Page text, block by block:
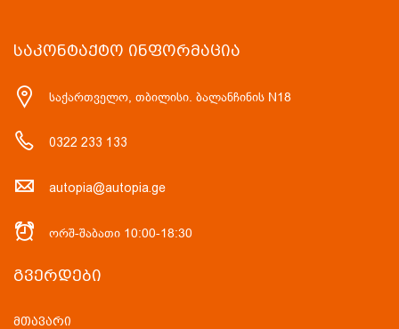
ᲡᲐᲙᲝᲜᲢᲐᲥᲢᲝ ᲘᲜᲤᲝᲠᲛᲐᲪᲘᲐ
საქართველო, თბილისი. ბალანჩინის N18
0322 233 133
autopia@autopia.ge
ორშ-შაბათი 10:00-18:30
ᲒᲕᲔᲠᲓᲔᲑᲘ
მთავარი